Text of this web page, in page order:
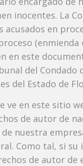
inocentes. La
acusados ​​en
en este
del Condado
del Estado de
ve en este sitio
de autor de
nuestra
Como tal, si su
de autor de